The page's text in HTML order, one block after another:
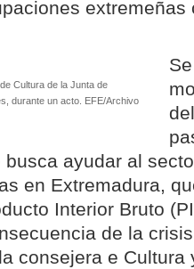
Cultura de la Junta de
durante un acto. EFE/Archivo
busca ayudar al
en Extremadura,
Interior Bruto
de la
consejera e Cultura